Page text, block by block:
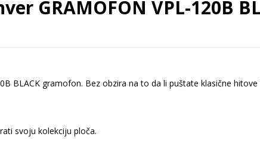
GRAMOFON VPL-120B
BLACK gramofon. Bez obzira na to da li puštate klasične
svoju kolekciju ploča.